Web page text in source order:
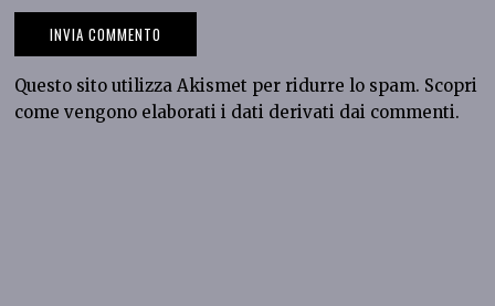
Questo sito utilizza Akismet per ridurre lo spam. Scopri
come vengono elaborati i dati derivati dai commenti.